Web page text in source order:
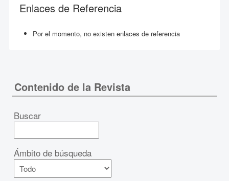
Enlaces de Referencia
Por el momento, no existen enlaces de referencia
Contenido de la Revista
Buscar
Ámbito de búsqueda